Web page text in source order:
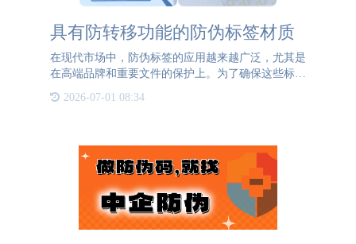
​具有防转移功能的防伪标签材质
在现代市场中，防伪标签的应用越来越广泛，尤其是
在高端品牌和重要文件的保护上。为了确保这些标签
的防转移功能，常用的材质主要有两种：VOID和易
碎纸。下面我们将详细介绍这两种材质，并说明特
2026-07-01 08:34